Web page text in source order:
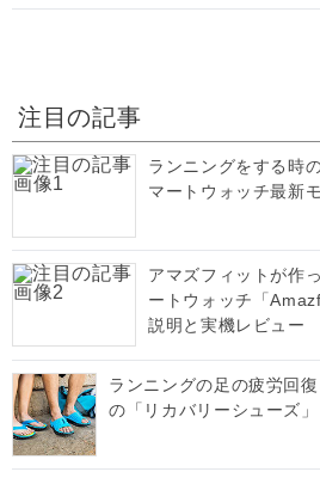
注目の記事
ランニングをする時
マートウォッチ最新
アマズフィットが作
ートウォッチ「
説明と実機レビュー
ランニングの足の疲労回
の「リカバリーシューズ」